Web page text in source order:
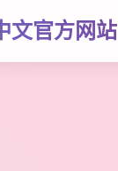
文官方网站